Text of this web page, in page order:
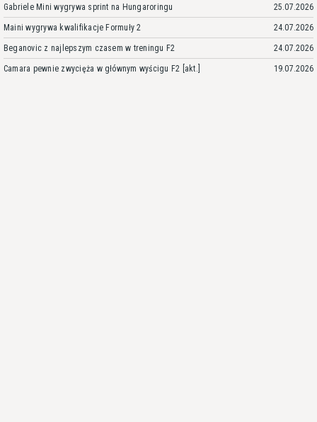
Gabriele Mini wygrywa sprint na Hungaroringu 25.07.2026
Maini wygrywa kwalifikacje Formuły 2 24.07.2026
Beganovic z najlepszym czasem w treningu F2 24.07.2026
Camara pewnie zwycięża w głównym wyścigu F2 [akt.] 19.07.2026